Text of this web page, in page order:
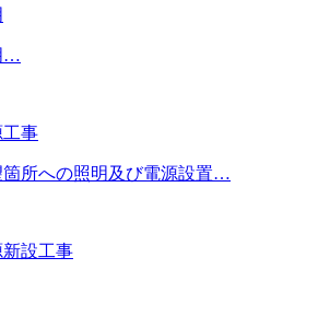
…
事
箇所への照明及び電源設置…
設工事